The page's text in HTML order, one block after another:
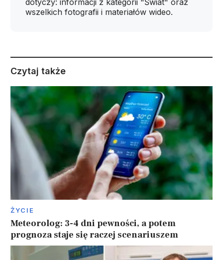
dotyczy: informacji z kategorii "Świat" oraz
wszelkich fotografii i materiałów wideo.
Czytaj także
ŻYCIE
Meteorolog: 3-4 dni pewności, a potem
prognoza staje się raczej scenariuszem